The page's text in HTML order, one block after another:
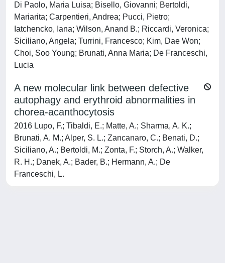
Di Paolo, Maria Luisa; Bisello, Giovanni; Bertoldi,
Mariarita; Carpentieri, Andrea; Pucci, Pietro;
Iatchencko, Iana; Wilson, Anand B.; Riccardi, Veronica;
Siciliano, Angela; Turrini, Francesco; Kim, Dae Won;
Choi, Soo Young; Brunati, Anna Maria; De Franceschi,
Lucia
A new molecular link between defective
autophagy and erythroid abnormalities in
chorea-acanthocytosis
2016 Lupo, F.; Tibaldi, E.; Matte, A.; Sharma, A. K.;
Brunati, A. M.; Alper, S. L.; Zancanaro, C.; Benati, D.;
Siciliano, A.; Bertoldi, M.; Zonta, F.; Storch, A.; Walker,
R. H.; Danek, A.; Bader, B.; Hermann, A.; De
Franceschi, L.